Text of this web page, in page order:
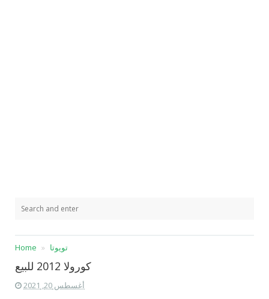
Home تويوتا
كورولا 2012 للبيع
أغسطس 20, 2021